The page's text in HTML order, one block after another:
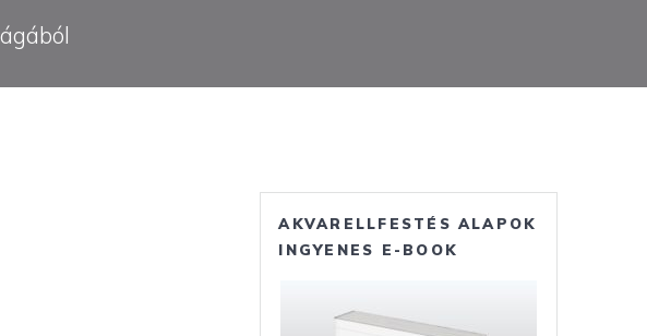
AKVARELLFESTÉS ALAPOK
INGYENES E-BOOK